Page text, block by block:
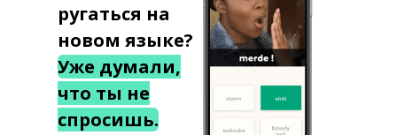
ругаться на
новом языке?
Уже думали,
что ты не
спросишь.